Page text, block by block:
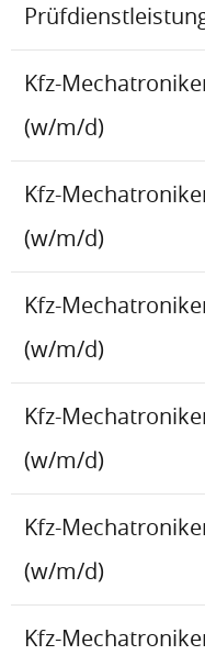
Kfz-
(w/m/d)
Kfz-
(w/m/d)
Kfz-
(w/m/d)
Kfz-
(w/m/d)
Kfz-
(w/m/d)
Kfz-